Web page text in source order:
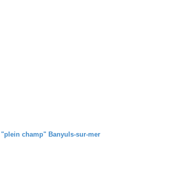
champ" Banyuls-sur-mer